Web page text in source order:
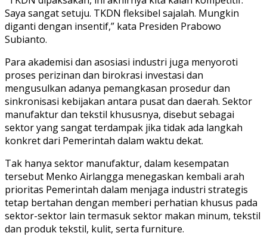
Saya sangat setuju. TKDN fleksibel sajalah. Mungkin
diganti dengan insentif,” kata Presiden Prabowo
Subianto.
Para akademisi dan asosiasi industri juga menyoroti
proses perizinan dan birokrasi investasi dan
mengusulkan adanya pemangkasan prosedur dan
sinkronisasi kebijakan antara pusat dan daerah. Sektor
manufaktur dan tekstil khususnya, disebut sebagai
sektor yang sangat terdampak jika tidak ada langkah
konkret dari Pemerintah dalam waktu dekat.
Tak hanya sektor manufaktur, dalam kesempatan
tersebut Menko Airlangga menegaskan kembali arah
prioritas Pemerintah dalam menjaga industri strategis
tetap bertahan dengan memberi perhatian khusus pada
sektor-sektor lain termasuk sektor makan minum, tekstil
dan produk tekstil, kulit, serta furniture.